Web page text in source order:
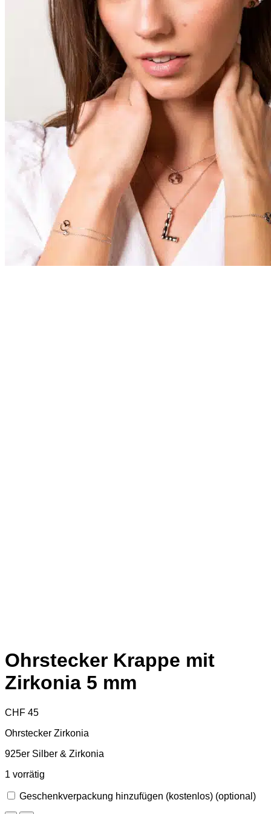
Ohrstecker Krappe mit
Zirkonia 5 mm
CHF 45
Ohrstecker Zirkonia
925er Silber & Zirkonia
1 vorrätig
Geschenkverpackung hinzufügen (kostenlos) (optional)